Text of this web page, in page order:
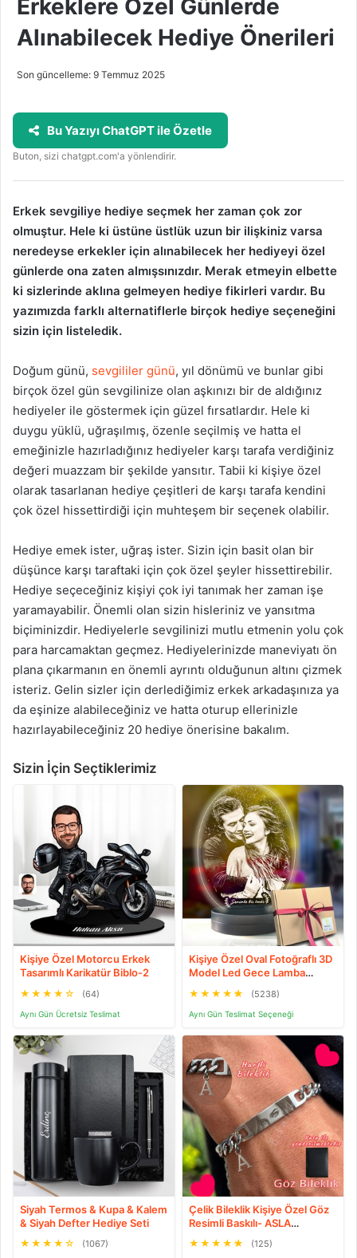
Erkeklere Özel Günlerde
Alınabilecek Hediye Önerileri
Son güncelleme: 9 Temmuz 2025
Bu Yazıyı ChatGPT ile Özetle
Buton, sizi chatgpt.com'a yönlendirir.
Erkek sevgiliye hediye seçmek her zaman çok zor
olmuştur. Hele ki üstüne üstlük uzun bir ilişkiniz varsa
neredeyse erkekler için alınabilecek her hediyeyi özel
günlerde ona zaten almışsınızdır. Merak etmeyin elbette
ki sizlerinde aklına gelmeyen hediye fikirleri vardır. Bu
yazımızda farklı alternatiflerle birçok hediye seçeneğini
sizin için listeledik.
Doğum günü, sevgililer günü, yıl dönümü ve bunlar gibi
birçok özel gün sevgilinize olan aşkınızı bir de aldığınız
hediyeler ile göstermek için güzel fırsatlardır. Hele ki
duygu yüklü, uğraşılmış, özenle seçilmiş ve hatta el
emeğinizle hazırladığınız hediyeler karşı tarafa verdiğiniz
değeri muazzam bir şekilde yansıtır. Tabii ki kişiye özel
olarak tasarlanan hediye çeşitleri de karşı tarafa kendini
çok özel hissettirdiği için muhteşem bir seçenek olabilir.
Hediye emek ister, uğraş ister. Sizin için basit olan bir
düşünce karşı taraftaki için çok özel şeyler hissettirebilir.
Hediye seçeceğiniz kişiyi çok iyi tanımak her zaman işe
yaramayabilir. Önemli olan sizin hisleriniz ve yansıtma
biçiminizdir. Hediyelerle sevgilinizi mutlu etmenin yolu çok
para harcamaktan geçmez. Hediyelerinizde maneviyatı ön
plana çıkarmanın en önemli ayrıntı olduğunun altını çizmek
isteriz. Gelin sizler için derlediğimiz erkek arkadaşınıza ya
da eşinize alabileceğiniz ve hatta oturup ellerinizle
hazırlayabileceğiniz 20 hediye önerisine bakalım.
Sizin İçin Seçtiklerimiz
Kişiye Özel Motorcu Erkek
Tasarımlı Karikatür Biblo-2
★ ★ ★ ★ ☆ (64)
Aynı Gün Ücretsiz Teslimat
Kişiye Özel Oval Fotoğraflı 3D
Model Led Gece Lamba
(Beyaz)
★ ★ ★ ★ ★ (5238)
Aynı Gün Teslimat Seçeneği
Siyah Termos & Kupa & Kalem
& Siyah Defter Hediye Seti
★ ★ ★ ★ ☆ (1067)
Çelik Bileklik Kişiye Özel Göz
Resimli Baskılı- ASLA
PASLANMAZ
★ ★ ★ ★ ★ (125)